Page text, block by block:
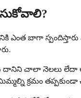
ఎంత బాగా
చాలా నెలలు లేదా
క్రమం